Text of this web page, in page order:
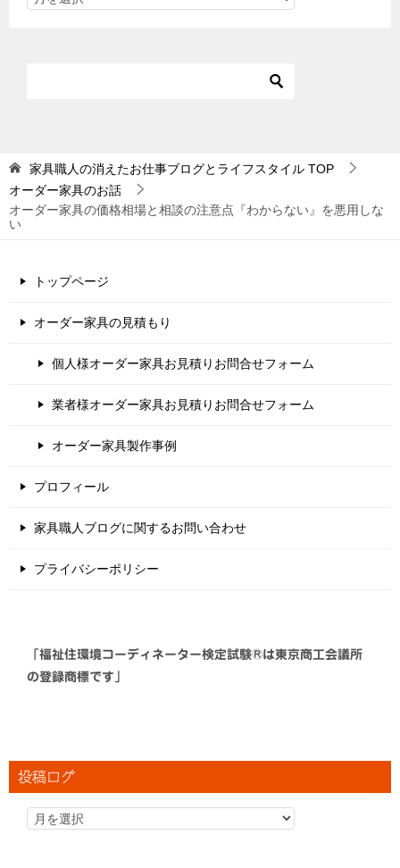
家具職人の消えたお仕事ブログとライフスタイル TOP
オーダー家具のお話
オーダー家具の価格相場と相談の注意点『わからない』を悪用しな
い
トップページ
オーダー家具の見積もり
個人様オーダー家具お見積りお問合せフォーム
業者様オーダー家具お見積りお問合せフォーム
オーダー家具製作事例
プロフィール
家具職人ブログに関するお問い合わせ
プライバシーポリシー
「福祉住環境コーディネーター検定試験®は東京商工会議所
の登録商標です」
投稿ログ